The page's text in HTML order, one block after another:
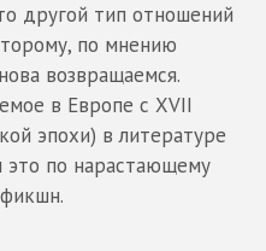
другой тип отношений
по мнению
возвращаемся.
в Европе с XVII
эпохи) в литературе
это по нарастающему